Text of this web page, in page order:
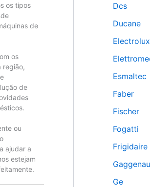
os tipos
de
os
região,
de
ou
ajudar a
estejam
Dcs
Ducane
Electrolux
Esmaltec
Faber
Fischer
Fogatti
Frigidaire
Gaggenau
Ge